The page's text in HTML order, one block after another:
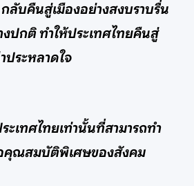
กลับคืนสู่เมืองอย่างสงบราบรื่น
ปกติ ทำให้ประเทศไทยคืนสู่
ระหลาดใจ
ะเทศไทยเท่านั้นที่สามารถทำ
คุณสมบัติพิเศษของสังคม